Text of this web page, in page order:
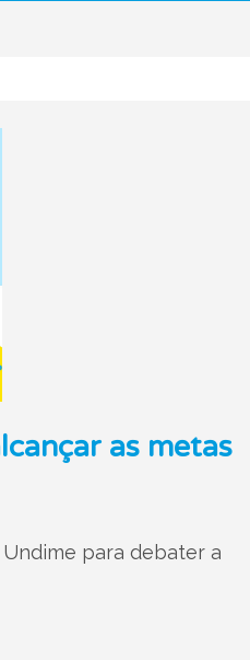
as metas
para debater a